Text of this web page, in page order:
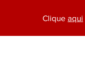
Clique aqui